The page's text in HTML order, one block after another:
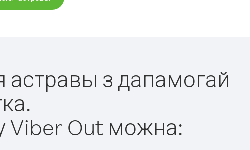
астравы з дапамогай
Viber Out можна: